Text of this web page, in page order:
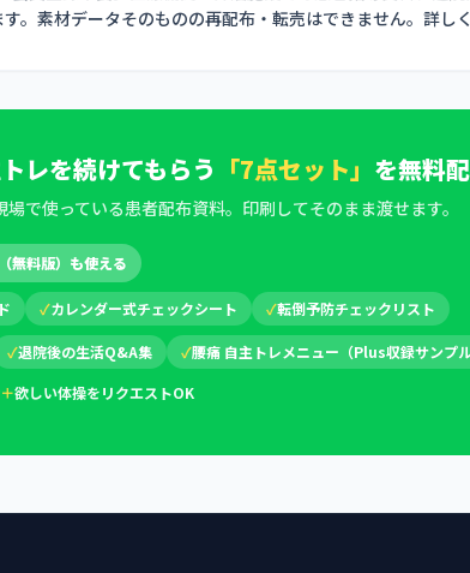
。素材データそのものの再配布・転売はできません。詳し
レを続けてもらう 「7点セット」 を無料
で使っている患者配布資料。印刷してそのまま渡せます。
無料版）も使える
✓カレンダー式チェックシート ✓転倒予防チェックリスト
✓退院後の生活Q&A集 ✓腰痛 自主トレメニュー（Plus収録サンプル
＋欲しい体操をリクエストOK